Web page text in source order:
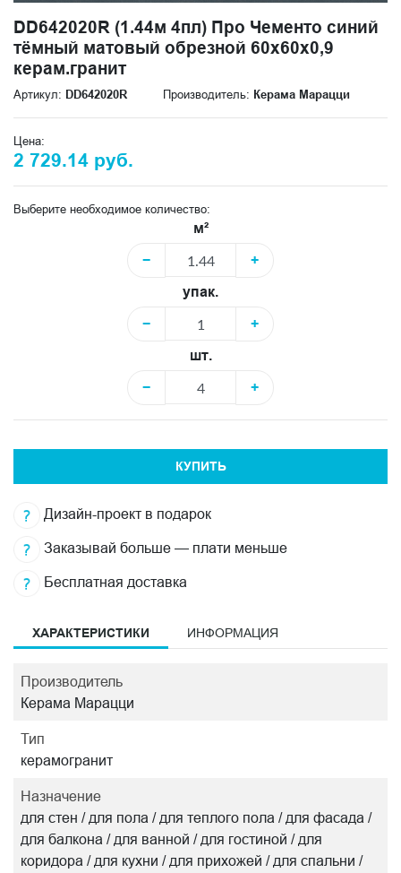
DD642020R (1.44м 4пл) Про Чементо синий
тёмный матовый обрезной 60x60x0,9
керам.гранит
Артикул: DD642020R Производитель: Керама Марацци
Цена:
2 729.14 руб.
Выберите необходимое количество:
м²
−
+
упак.
−
+
шт.
−
+
КУПИТЬ
Дизайн-проект в подарок
Заказывай больше — плати меньше
Бесплатная доставка
ХАРАКТЕРИСТИКИ ИНФОРМАЦИЯ
Производитель
Керама Марацци
Тип
керамогранит
Назначение
для стен / для пола / для теплого пола / для фасада /
для балкона / для ванной / для гостиной / для
коридора / для кухни / для прихожей / для спальни /